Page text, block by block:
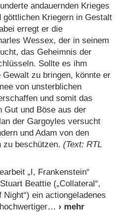
andauernden Krieges
göttlichen Kriegern in Gestalt
erregt er die
Wessex, der in seinem
das Geheimnis der
Sollte es ihm
zu bringen, könnte er
von unsterblichen
und somit das
Gut und Böse aus der
der Gargoyles versucht
und Adam von den
zu beschützen. (Text: RTL
„I, Frankenstein“
Beattie („Collateral“,
Night“) ein actiongeladenes